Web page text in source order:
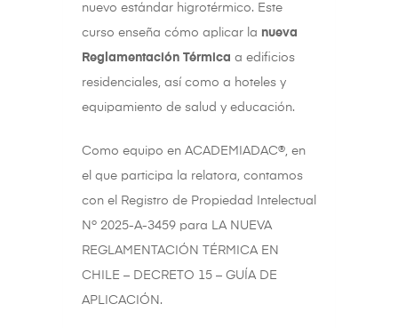
nuevo estándar higrotérmico. Este
curso enseña cómo aplicar la nueva
Reglamentación Térmica a edificios
residenciales, así como a hoteles y
equipamiento de salud y educación.
Como equipo en ACADEMIADAC®, en
el que participa la relatora, contamos
con el Registro de Propiedad Intelectual
Nº 2025-A-3459 para LA NUEVA
REGLAMENTACIÓN TÉRMICA EN
CHILE – DECRETO 15 – GUÍA DE
APLICACIÓN.